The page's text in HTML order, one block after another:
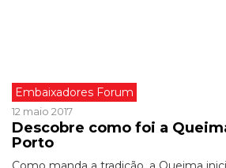
Embaixadores Forum
12 maio 2017
Descobre como foi a
Porto